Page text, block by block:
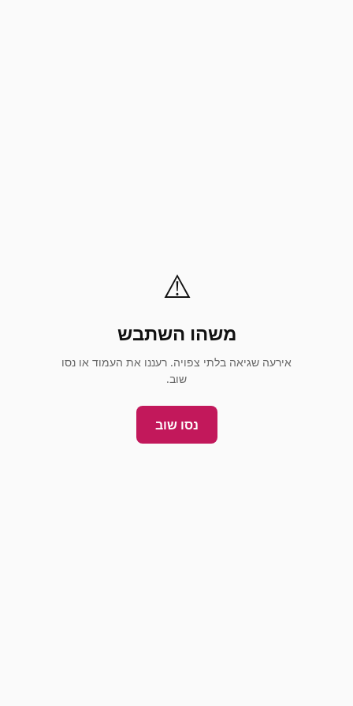
⚠️
משהו השתבש
אירעה שגיאה בלתי צפויה. רעננו את העמוד או נסו
שוב.
נסו שוב